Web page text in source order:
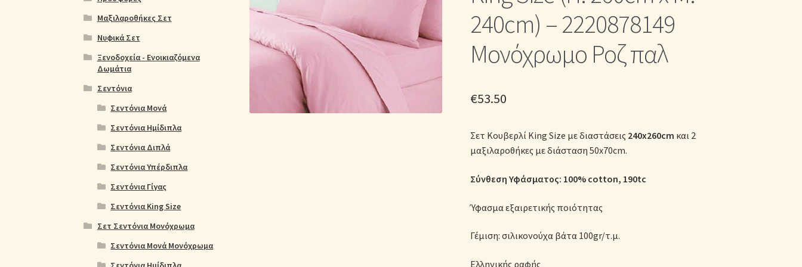
Πικέ Κουβέρτες Πολιτική cookie Σεντόνια ΣετΣύνδεση
240cm) – 2220878149
Μονόχρωμο Ροζ παλ
€53.50
Σετ Κουβερλί King Size με διαστάσεις 240x260cm και 2
μαξιλαροθήκες με διάσταση 50x70cm.
Σύνθεση Υφάσματος: 100% cotton, 190tc
Ύφασμα εξαιρετικής ποιότητας
Γέμιση: σιλικονούχα βάτα 100gr/τ.μ.
Ελληνικής ραφής
Μαξιλαροθήκες Σετ
Νυφικά Σετ
Ξενοδοχεία - Ενοικιαζόμενα
Δωμάτια
Σεντόνια
Σεντόνια Μονά
Σεντόνια Ημίδιπλα
Σεντόνια Διπλά
Σεντόνια Υπέρδιπλα
Σεντόνια Γίγας
Σεντόνια King Size
Σετ Σεντόνια Μονόχρωμα
Σεντόνια Μονά Μονόχρωμα